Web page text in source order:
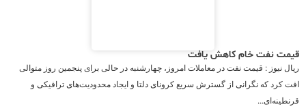
قیمت نفت خام کاهش یافت
ریال نیوز : قیمت نفت در معاملات امروز، چهارشنبه در حالی برای پنجمین روز متوالی
افت کرد که نگرانی از گسترش سریع کرونای دلتا و ایجاد محدودیت‌های ترافیکی و
قرنطینه‌ای...